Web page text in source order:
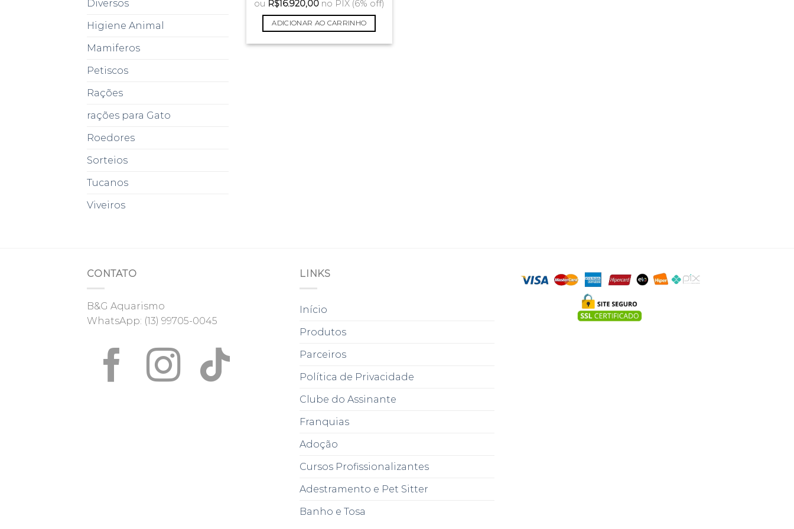
Diversos
Higiene Animal
Mamiferos
Petiscos
Rações
rações para Gato
Roedores
Sorteios
Tucanos
Viveiros
ou R$16.920,00 no PIX (6% off)
ADICIONAR AO CARRINHO
CONTATO
B&G Aquarismo
WhatsApp: (13) 99705-0045
LINKS
Início
Produtos
Parceiros
Política de Privacidade
Clube do Assinante
Franquias
Adoção
Cursos Profissionalizantes
Adestramento e Pet Sitter
Banho e Tosa